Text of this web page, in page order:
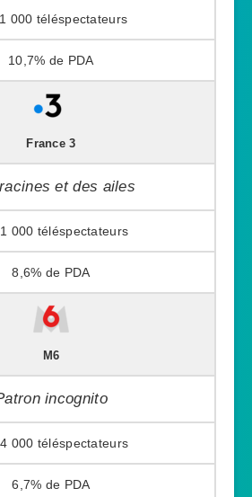
000
10,7%
France 3
et des ailes
000
8,6%
M6
incognito
000
6,7%